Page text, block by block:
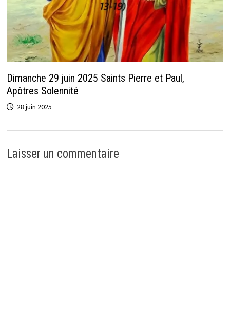
Dimanche 29 juin 2025 Saints Pierre et Paul,
Apôtres Solennité
28 juin 2025
Laisser un commentaire